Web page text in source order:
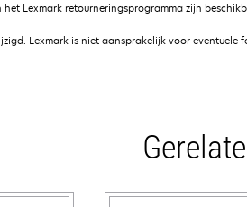
Lexmark retourneringsprogramma zijn
Lexmark is niet aansprakelijk voor eventuele